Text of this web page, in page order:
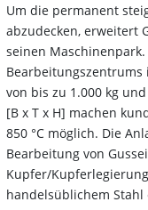
Um die permanent
abzudecken, erweitert
seinen
Bearbeitungszentrums
von bis zu 1.000 kg
[B x T x H] machen
850 °C möglich. Die
Bearbeitung von
Kupfer/
handelsüblichem